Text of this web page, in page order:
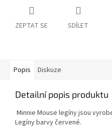
ZEPTAT SE SDÍLET
Popis Diskuze
Detailní popis produktu
Minnie Mouse legíny jsou
Legíny barvy červené.